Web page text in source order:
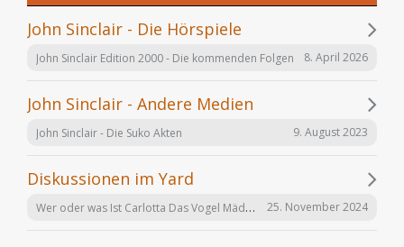
John Sinclair - Die Hörspiele
John Sinclair Edition 2000 - Die kommenden Folgen 8. April 2026
John Sinclair - Andere Medien
John Sinclair - Die Suko Akten 9. August 2023
Diskussionen im Yard
Wer oder was Ist Carlotta Das Vogel Mädchen 25. November 2024